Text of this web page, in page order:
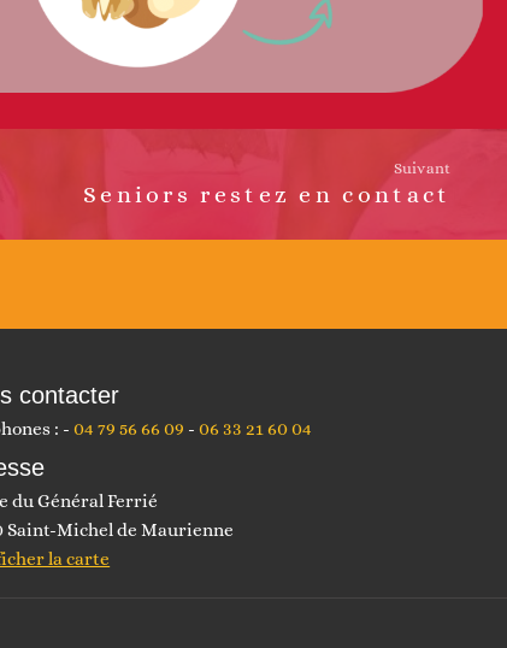
Suivant
Seniors restez en contact
contacter
: 04 79 56 66 09 06 33 21 60 04
du Général Ferrié
Saint-Michel de Maurienne
la carte